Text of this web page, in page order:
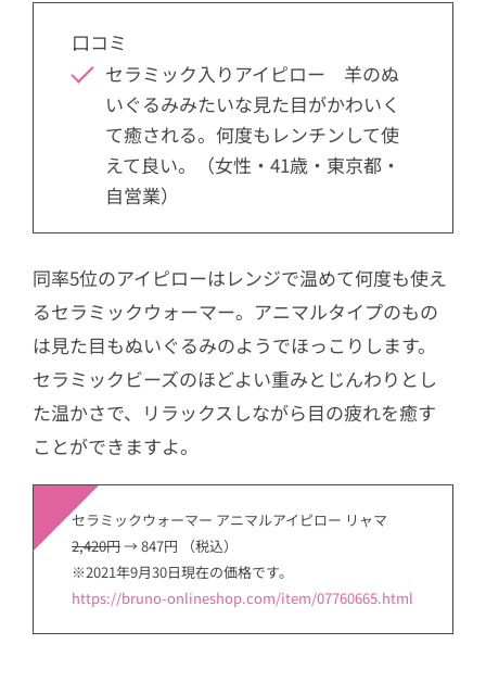
口コミ
セラミック入りアイピロー 羊のぬ
いぐるみみたいな見た目がかわいく
て癒される。何度もレンチンして使
えて良い。（女性・41歳・東京都・
自営業）
同率5位のアイピローはレンジで温めて何度も使え
るセラミックウォーマー。アニマルタイプのもの
は見た目もぬいぐるみのようでほっこりします。
セラミックビーズのほどよい重みとじんわりとし
た温かさで、リラックスしながら目の疲れを癒す
ことができますよ。
セラミックウォーマー アニマルアイピロー リャマ
2,420円→ 847円 （税込）
※2021年9月30日現在の価格です。
https://bruno-onlineshop.com/item/07760665.html